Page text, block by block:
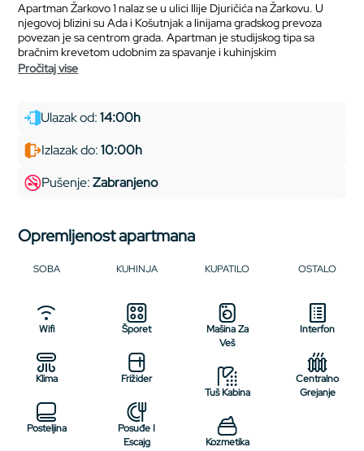
Apartman Žarkovo 1 nalaz se u ulici Ilije Djuričića na Žarkovu. U
njegovoj blizini su Ada i Košutnjak a linijama gradskog prevoza
povezan je sa centrom grada. Apartman je studijskog tipa sa
bračnim krevetom udobnim za spavanje i kuhinjskim
pročitaj vise
Ulazak od:14:00h
Izlazak do:10:00h
Pušenje:Zabranjeno
Opremljenost apartmana
SOBA
Wifi
Klima
Posteljina
KUHINJA
Šporet
Frižider
Posuđe I
Escajg
KUPATILO
Mašina Za
Veš
Tuš Kabina
Kozmetika
OSTALO
Interfon
Centralno
Grejanje